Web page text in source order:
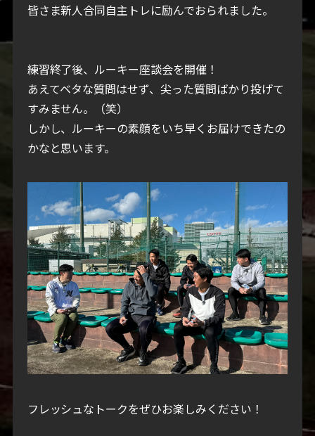
皆さま新人合同自主トレに励んでおられました。
練習終了後、ルーキー座談会を開催！
あえてベタな質問はせず、尖った質問ばかり投げて
すみません。（笑）
しかし、ルーキーの素顔をいち早くお届けできたの
かなと思います。
フレッシュなトークをぜひお楽しみください！